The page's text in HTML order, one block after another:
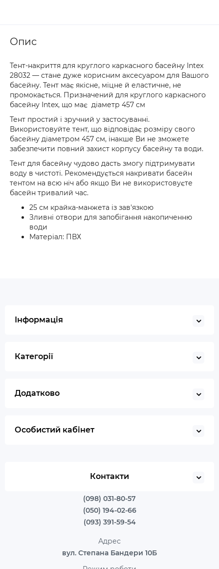
Опис
Тент-накриття для круглого каркасного басейну Intex
28032 — стане дуже корисним аксесуаром для Вашого
басейну. Тент має якісне, міцне й еластичне, не
промокається. Призначений для круглого каркасного
басейну Intex, що має діаметр 457 см
Тент простий і зручний у застосуванні.
Використовуйте тент, що відповідає розміру свого
басейну діаметром 457 см, інакше Ви не зможете
забезпечити повний захист корпусу басейну та води.
Тент для басейну чудово дасть змогу підтримувати
воду в чистоті. Рекомендується накривати басейн
тентом на всю ніч або якщо Ви не використовуєте
басейн тривалий час.
25 см крайка-манжета із зав'язкою
Зливні отвори для запобігання накопиченню
води
Матеріал: ПВХ
Інформація
Категорії
Додатково
Особистий кабінет
Контакти
(098) 031-80-57
(050) 194-02-66
(093) 391-59-54
Адрес
вул. Степана Бандери 10Б